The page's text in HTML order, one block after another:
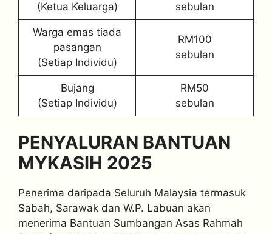
(Ketua Keluarga)
sebulan
Warga emas tiada
pasangan
(Setiap Individu)
RM100
sebulan
Bujang
(Setiap Individu)
RM50
sebulan
PENYALURAN BANTUAN
MYKASIH 2025
Penerima daripada Seluruh Malaysia termasuk
Sabah, Sarawak dan W.P. Labuan akan
menerima Bantuan Sumbangan Asas Rahmah